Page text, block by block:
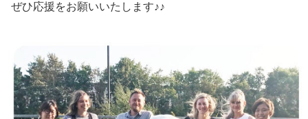
ぜひ応援をお願いいたします♪♪